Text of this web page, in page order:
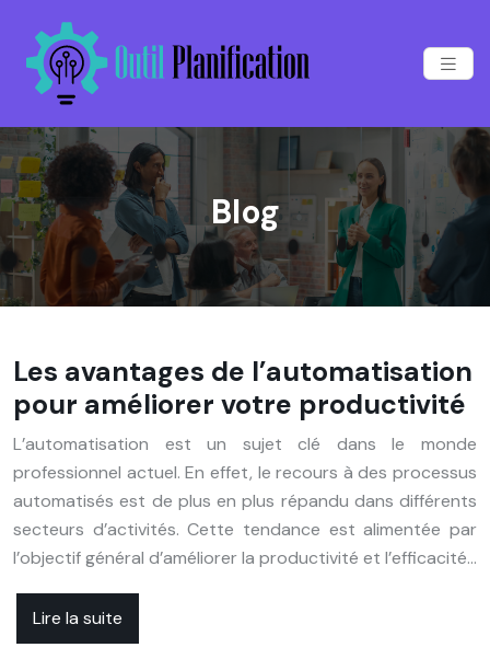
Blog
Les avantages de l’automatisation
pour améliorer votre productivité
L’automatisation est un sujet clé dans le monde
professionnel actuel. En effet, le recours à des processus
automatisés est de plus en plus répandu dans différents
secteurs d’activités. Cette tendance est alimentée par
l’objectif général d’améliorer la productivité et l’efficacité…
Lire la suite